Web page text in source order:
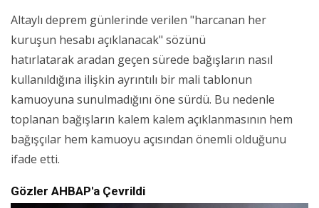
Altaylı deprem günlerinde verilen "harcanan her
kuruşun hesabı açıklanacak" sözünü
hatırlatarak aradan geçen sürede bağışların nasıl
kullanıldığına ilişkin ayrıntılı bir mali tablonun
kamuoyuna sunulmadığını öne sürdü. Bu nedenle
toplanan bağışların kalem kalem açıklanmasının hem
bağışçılar hem kamuoyu açısından önemli olduğunu
ifade etti.
Gözler AHBAP'a Çevrildi